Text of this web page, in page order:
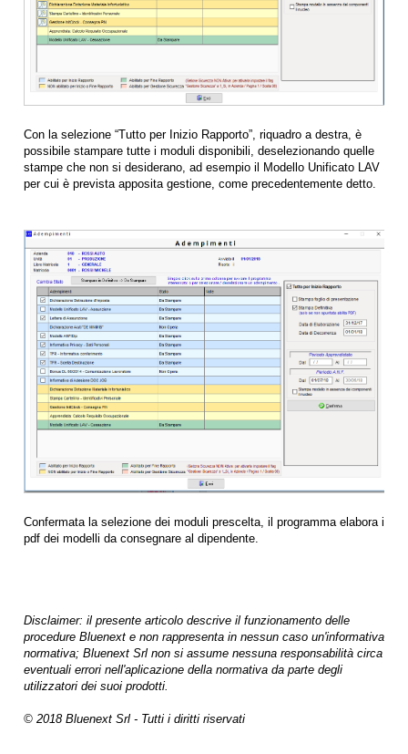
Con la selezione “Tutto per Inizio Rapporto”, riquadro a destra, è
possibile stampare tutte i moduli disponibili, deselezionando quelle
stampe che non si desiderano, ad esempio il Modello Unificato LAV
per cui è prevista apposita gestione, come precedentemente detto.
Confermata la selezione dei moduli prescelta, il programma elabora i
pdf dei modelli da consegnare al dipendente.
Disclaimer: il presente articolo descrive il funzionamento delle
procedure Bluenext e non rappresenta in nessun caso un'informativa
normativa; Bluenext Srl non si assume nessuna responsabilità circa
eventuali errori nell'aplicazione della normativa da parte degli
utilizzatori dei suoi prodotti.
© 2018 Bluenext Srl - Tutti i diritti riservati